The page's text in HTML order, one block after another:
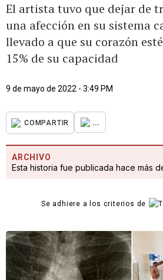
El artista tuvo que dejar de
una afección en su sistema
llevado a que su corazón
15% de su capacidad
9 de mayo de 2022 - 3:49 PM
COMPARTIR ...
ARCHIVO
Esta historia fue publicada hace más
Se adhiere a los criterios de